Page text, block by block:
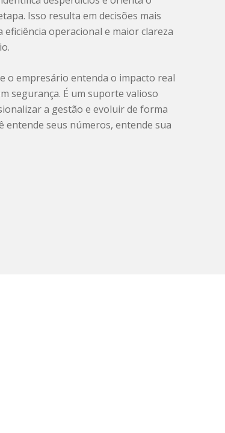
Isso resulta em decisões mais
operacional e maior clareza
o empresário entenda o impacto real
segurança. É um suporte valioso
a gestão e evoluir de forma
entende seus números, entende sua